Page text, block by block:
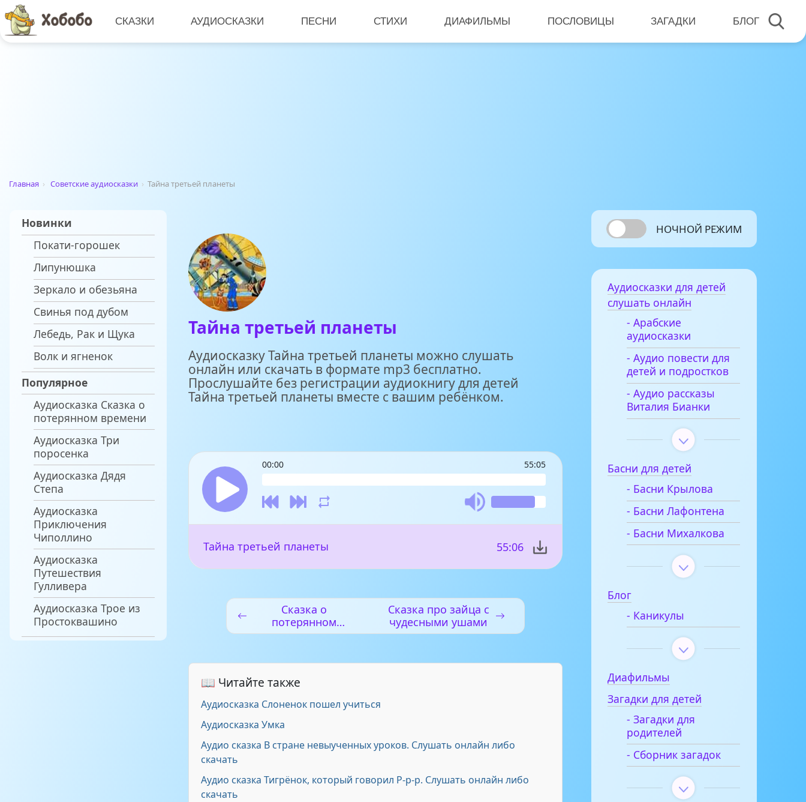
СКАЗКИ АУДИОСКАЗКИ ПЕСНИ СТИХИ ДИАФИЛЬМЫ ПОСЛОВИЦЫ ЗАГАДКИ БЛОГ
Главная › Советские аудиосказки › Тайна третьей планеты
Новинки
Покати-горошек
Липунюшка
Зеркало и обезьяна
Свинья под дубом
Лебедь, Рак и Щука
Волк и ягненок
Популярное
Аудиосказка Сказка о
потерянном времени
Аудиосказка Три
поросенка
Аудиосказка Дядя
Степа
Аудиосказка
Приключения
Чиполлино
Аудиосказка
Путешествия
Гулливера
Аудиосказка Трое из
Простоквашино
Тайна третьей планеты
Аудиосказку Тайна третьей планеты можно слушать
онлайн или скачать в формате mp3 бесплатно.
Прослушайте без регистрации аудиокнигу для детей
Тайна третьей планеты вместе с вашим ребёнком.
00:00 55:05
Тайна третьей планеты 55:06
Сказка о
потерянном
времени
Сказка про зайца с
чудесными ушами
📖 Читайте также
Аудиосказка Слоненок пошел учиться
Аудиосказка Умка
Аудио сказка В стране невыученных уроков. Слушать онлайн либо
скачать
Аудио сказка Тигрёнок, который говорил Р-р-р. Слушать онлайн либо
скачать
НОЧНОЙ РЕЖИМ
Аудиосказки для детей
слушать онлайн
- Арабские
аудиосказки
- Аудио повести для
детей и подростков
- Аудио рассказы
Виталия Бианки
Басни для детей
- Басни Крылова
- Басни Лафонтена
- Басни Михалкова
Блог
- Каникулы
Диафильмы
Загадки для детей
- Загадки для
родителей
- Сборник загадок